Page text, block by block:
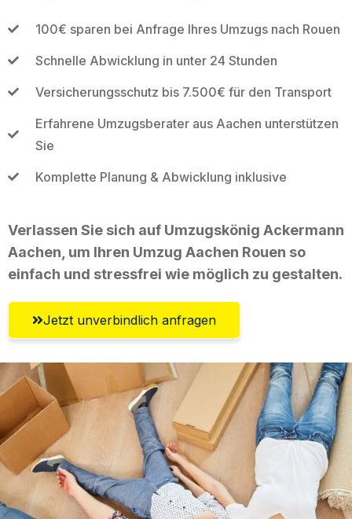
100€ sparen bei Anfrage Ihres Umzugs nach Rouen
Schnelle Abwicklung in unter 24 Stunden
Versicherungsschutz bis 7.500€ für den Transport
Erfahrene Umzugsberater aus Aachen unterstützen
Sie
Komplette Planung & Abwicklung inklusive
Verlassen Sie sich auf Umzugskönig Ackermann
Aachen, um Ihren Umzug Aachen Rouen so
einfach und stressfrei wie möglich zu gestalten.
Jetzt unverbindlich anfragen